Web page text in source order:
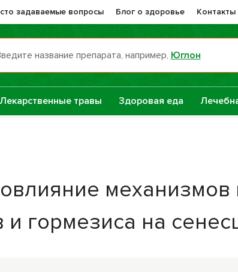
задаваемые вопросы Блог о здоровье Контакты
название препарата, например, Юглон
Сборы трав
Натуральные
Лекарственные травы Здоровая еда
механизмов
и гормезиса на